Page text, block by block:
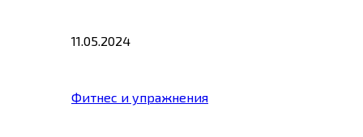
11.05.2024
Фитнес и упражнения